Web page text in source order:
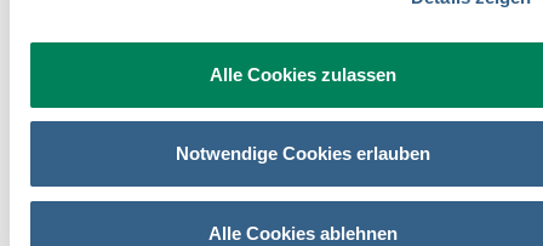
Alle Cookies zulassen
Notwendige Cookies erlauben
Alle Cookies ablehnen
auseinander und verwandeln Sie Ihre Antwort darauf ihn eine
merkbare Geschichte.
Solid & Bold Salzburg